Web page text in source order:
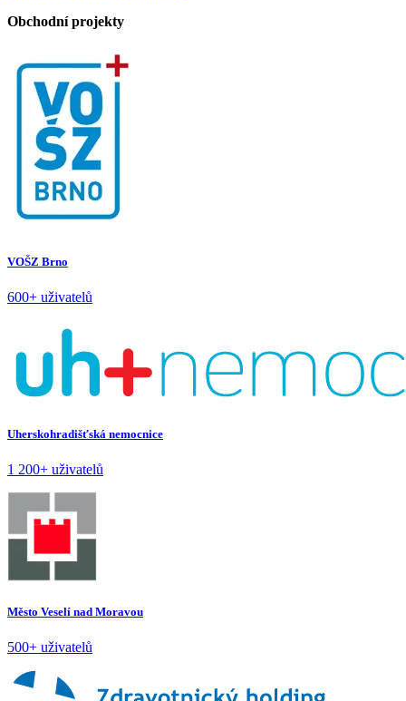
Obchodní projekty
VOŠZ Brno
600+ uživatelů
Uherskohradišťská nemocnice
1 200+ uživatelů
Město Veselí nad Moravou
500+ uživatelů